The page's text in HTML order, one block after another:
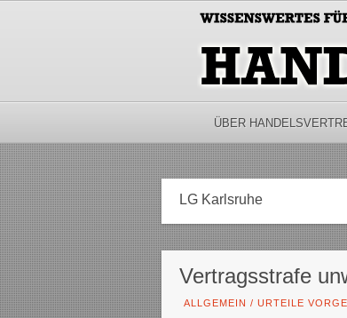
ÜBER
LG Karlsruhe
Vertragsstrafe
ALLGEMEIN / URTEILE